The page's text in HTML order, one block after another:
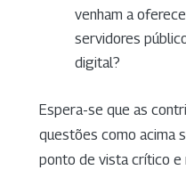
venham a
servidores
digital?
Espera-se que as
questões como acima
ponto de vista crítico e